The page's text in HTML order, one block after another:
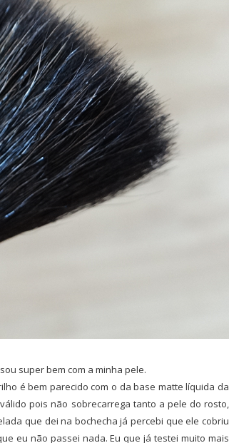
super bem com a minha pele.
é bem parecido com o da base matte líquida da
pois não sobrecarrega tanto a pele do rosto,
que dei na bochecha já percebi que ele cobriu
eu não passei nada. Eu que já testei muito mais